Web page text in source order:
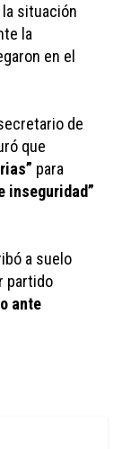
situación
la
en el
de
que
para
a suelo
partido
ante